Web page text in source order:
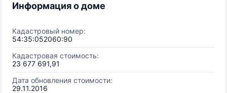
Информация о доме
Кадастровый номер:
54:35:052060:90
Кадастровая стоимость:
23 677 691,91
Дата обновления стоимости:
29.11.2016